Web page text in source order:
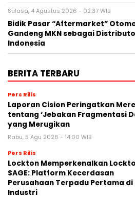
Selasa, 4 Agustus 2026 - 02:37 WIB
Bidik Pasar “Aftermarket”
Gandeng MKN sebagai
Indonesia
BERITA TERBARU
Pers Rilis
Laporan Cision Peringatkan
tentang ‘Jebakan Fragmentasi
yang Merugikan
Rabu, 5 Agu 2026 - 14:00 WIB
Pers Rilis
Lockton Memperkenalkan
SAGE: Platform Kecerdasan
Perusahaan Terpadu Pertama di
Industri